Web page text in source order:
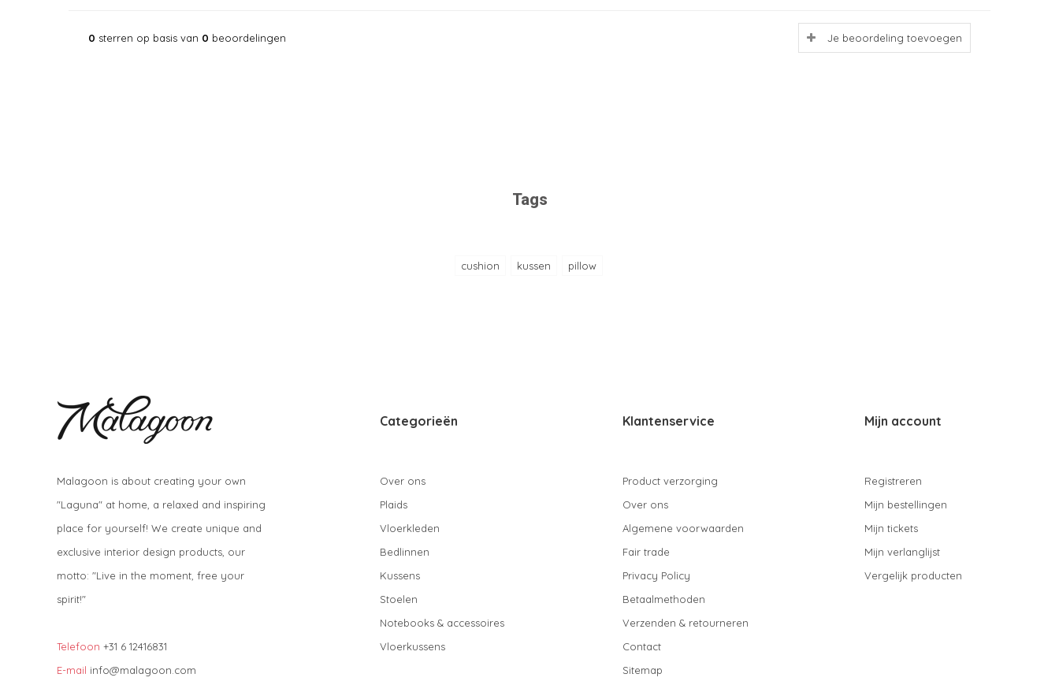
0 sterren op basis van 0 beoordelingen Je beoordeling toevoegen
Tags
cushion kussen pillow
Malagoon is about creating your own
"Laguna" at home, a relaxed and inspiring
place for yourself! We create unique and
exclusive interior design products, our
motto: "Live in the moment, free your
spirit!"
Telefoon +31 6 12416831
E-mail info@malagoon.com
Categorieën
Over ons
Plaids
Vloerkleden
Bedlinnen
Kussens
Stoelen
Notebooks & accessoires
Vloerkussens
Klantenservice
Product verzorging
Over ons
Algemene voorwaarden
Fair trade
Privacy Policy
Betaalmethoden
Verzenden & retourneren
Contact
Sitemap
Mijn account
Registreren
Mijn bestellingen
Mijn tickets
Mijn verlanglijst
Vergelijk producten